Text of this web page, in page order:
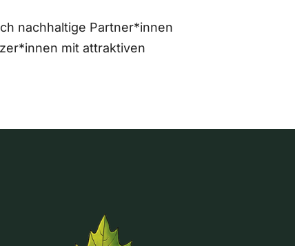
nachhaltige Partner*innen
mit attraktiven